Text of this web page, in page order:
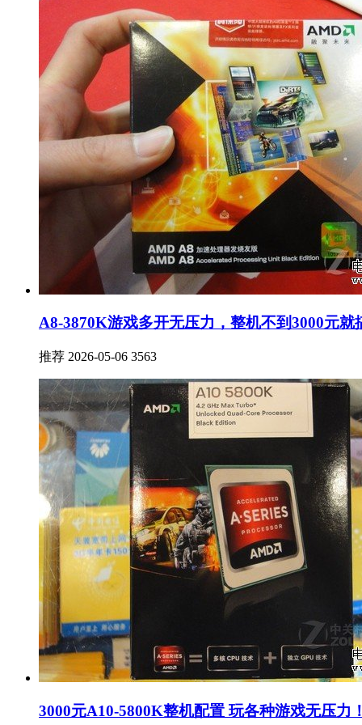
A8-3870K游戏多开无压力，整机不到3000元就
推荐 2026-05-06 3563
3000元A10-5800K整机配置 玩各种游戏无压力